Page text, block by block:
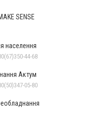
SENSE
населення
44-68
Актум
05-80